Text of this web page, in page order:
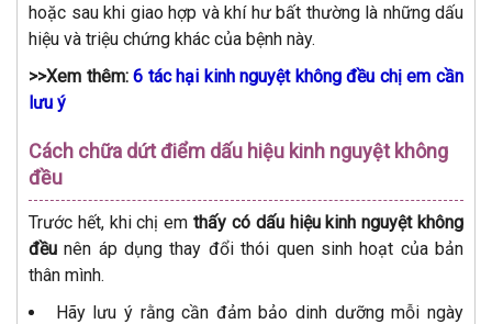
hoặc sau khi giao hợp và khí hư bất thường là những dấu
hiệu và triệu chứng khác của bệnh này.
>>Xem thêm:6 tác hại kinh nguyệt không đều chị em cần
lưu ý
Cách chữa dứt điểm dấu hiệu kinh nguyệt không
đều
Trước hết, khi chị emthấy có dấu hiệu kinh nguyệt không
đều nên áp dụng thay đổi thói quen sinh hoạt của bản
thân mình.
Hãy lưu ý rằng cần đảm bảo dinh dưỡng mỗi ngày